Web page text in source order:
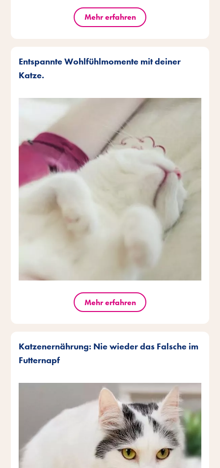
Mehr erfahren
Entspannte Wohlfühlmomente mit deiner
Katze.
Mehr erfahren
Katzenernährung: Nie wieder das Falsche im
Futternapf